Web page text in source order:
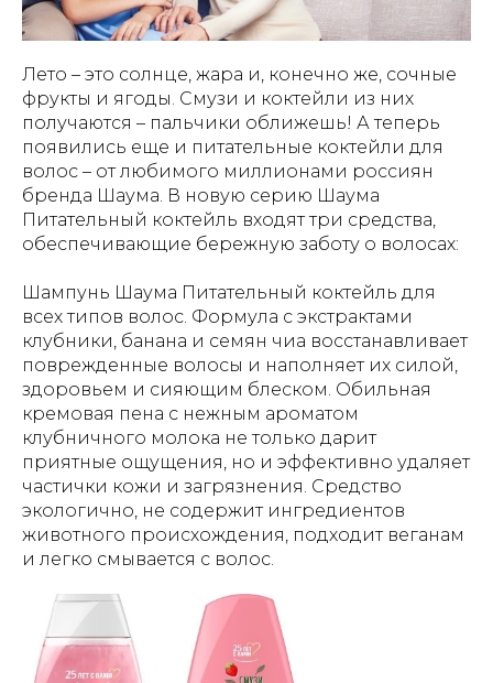
Лето – это солнце, жара и, конечно же, сочные
фрукты и ягоды. Смузи и коктейли из них
получаются – пальчики оближешь! А теперь
появились еще и питательные коктейли для
волос – от любимого миллионами россиян
бренда Шаума. В новую серию Шаума
Питательный коктейль входят три средства,
обеспечивающие бережную заботу о волосах:
Шампунь Шаума Питательный коктейль для
всех типов волос. Формула с экстрактами
клубники, банана и семян чиа восстанавливает
поврежденные волосы и наполняет их силой,
здоровьем и сияющим блеском. Обильная
кремовая пена с нежным ароматом
клубничного молока не только дарит
приятные ощущения, но и эффективно удаляет
частички кожи и загрязнения. Средство
экологично, не содержит ингредиентов
животного происхождения, подходит веганам
и легко смывается с волос.